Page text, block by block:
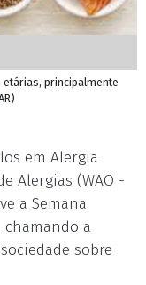
principalmente
em Alergia
Alergias (WAO -
a Semana
chamando a
sobre